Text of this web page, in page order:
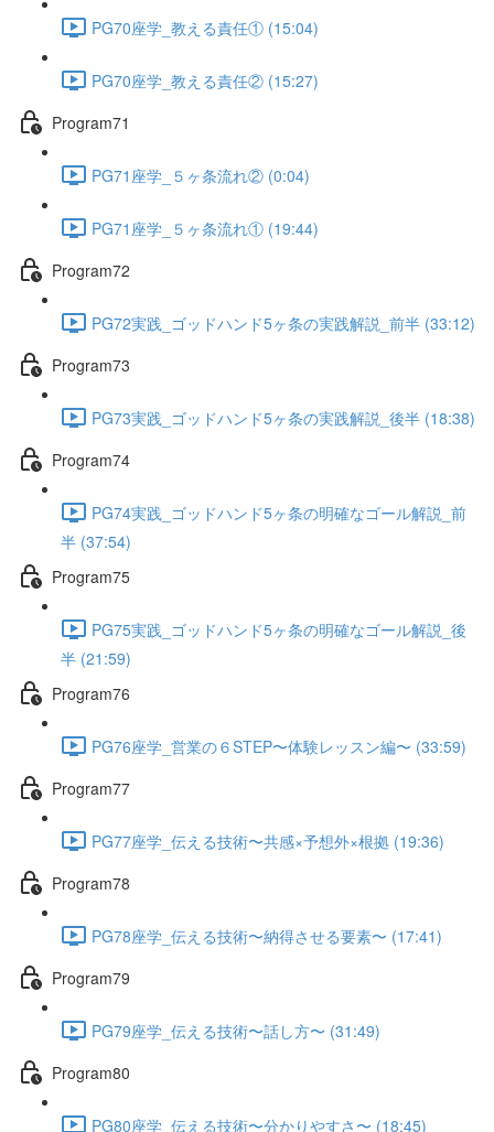
PG70座学_教える責任① (15:04)
PG70座学_教える責任② (15:27)
Program71
PG71座学_５ヶ条流れ② (0:04)
PG71座学_５ヶ条流れ① (19:44)
Program72
PG72実践_ゴッドハンド5ヶ条の実践解説_前半 (33:12)
Program73
PG73実践_ゴッドハンド5ヶ条の実践解説_後半 (18:38)
Program74
PG74実践_ゴッドハンド5ヶ条の明確なゴール解説_前
半 (37:54)
Program75
PG75実践_ゴッドハンド5ヶ条の明確なゴール解説_後
半 (21:59)
Program76
PG76座学_営業の６STEP〜体験レッスン編〜 (33:59)
Program77
PG77座学_伝える技術〜共感×予想外×根拠 (19:36)
Program78
PG78座学_伝える技術〜納得させる要素〜 (17:41)
Program79
PG79座学_伝える技術〜話し方〜 (31:49)
Program80
PG80座学_伝える技術〜分かりやすさ〜 (18:45)